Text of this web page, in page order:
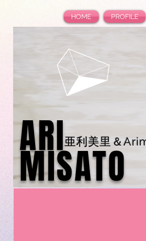
HOME PROFILE
ARI
MISATO
亜利美里＆